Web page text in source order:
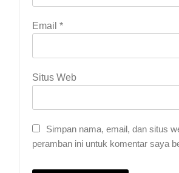
Email *
Situs Web
Simpan nama, email, dan situs
peramban ini untuk komentar saya